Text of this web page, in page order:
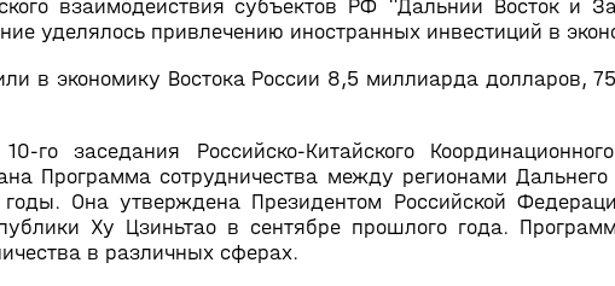
взаимодействия субъектов РФ "Дальний Восток и
уделялось привлечению иностранных инвестиций в
в экономику Востока России 8,5 миллиарда долларов,
заседания Российско-Китайского
Программа сотрудничества между регионами
Она утверждена Президентом Российской
Ху Цзиньтао в сентябре прошлого года.
в различных сферах.